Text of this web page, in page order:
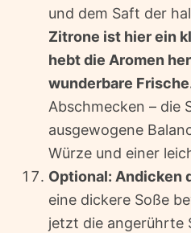
und dem Saft der
Zitrone ist hier ein
hebt die Aromen
wunderbare
Abschmecken – die
ausgewogene
Würze und einer
Optional: Andicken
eine dickere Soße
jetzt die angerührte